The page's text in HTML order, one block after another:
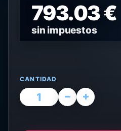
793.03 €
sin impuestos
CANTIDAD